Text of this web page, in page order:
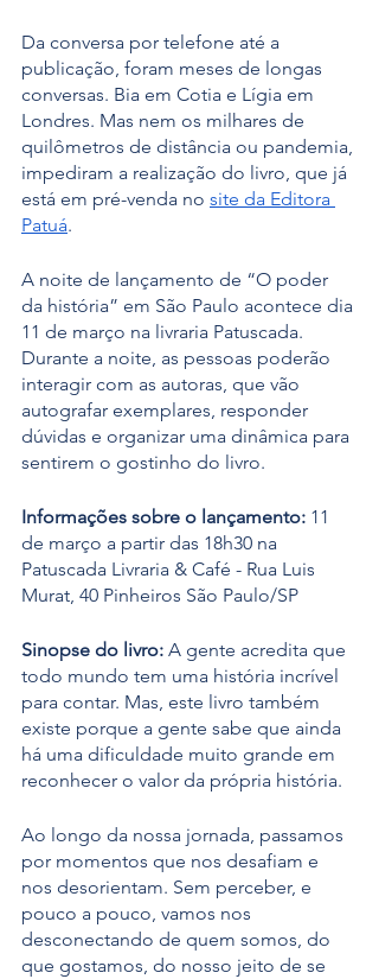
Da conversa por telefone até a
publicação, foram meses de longas
conversas. Bia em Cotia e Lígia em
Londres. Mas nem os milhares de
quilômetros de distância ou pandemia,
impediram a realização do livro, que já
está em pré-venda no site da Editora
Patuá.
A noite de lançamento de “O poder
da história” em São Paulo acontece dia
11 de março na livraria Patuscada.
Durante a noite, as pessoas poderão
interagir com as autoras, que vão
autografar exemplares, responder
dúvidas e organizar uma dinâmica para
sentirem o gostinho do livro.
Informações sobre o lançamento: 11
de março a partir das 18h30 na
Patuscada Livraria & Café - Rua Luis
Murat, 40 Pinheiros São Paulo/SP
Sinopse do livro: A gente acredita que
todo mundo tem uma história incrível
para contar. Mas, este livro também
existe porque a gente sabe que ainda
há uma dificuldade muito grande em
reconhecer o valor da própria história.
Ao longo da nossa jornada, passamos
por momentos que nos desafiam e
nos desorientam. Sem perceber, e
pouco a pouco, vamos nos
desconectando de quem somos, do
que gostamos, do nosso jeito de se